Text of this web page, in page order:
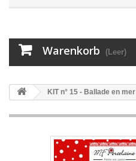
Warenkorb (Leer)
KIT n° 15 - Ballade en mer